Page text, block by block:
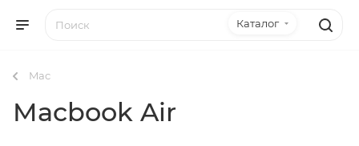
Каталог
Mac
Macbook Air